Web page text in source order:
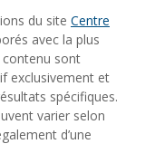
du site Centre
avec la plus
contenu sont
exclusivement et
spécifiques.
varier selon
d’une